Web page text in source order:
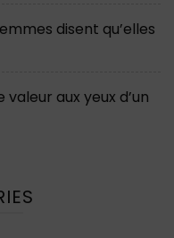
disent qu’elles
aux yeux d’un